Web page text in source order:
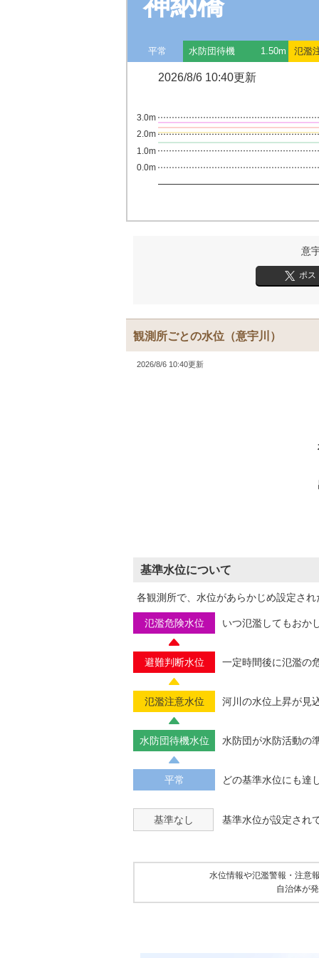
平常 水防団待機 1.50m 氾濫
2026/8/6 10:40更新
0.0m
1.0m
2.0m
3.0m
意
ポス
観測所ごとの水位 （意宇川）
2026/8/6 10:40更新
基準水位について
各観測所で、水位があらかじめ設定さ
氾濫危険水位 いつ氾濫してもおか
避難判断水位 一定時間後に氾濫の
氾濫注意水位 河川の水位上昇が見
水防団待機水位 水防団が水防活動の
平常 どの基準水位にも達
基準なし 基準水位が設定され
水位情報や氾濫警報・注意
自治体が